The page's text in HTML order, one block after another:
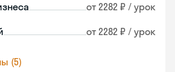
от 2282 ₽ / урок
от 2282 ₽ / урок
(5)